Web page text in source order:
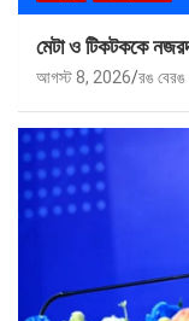
মেটা ও টিকটককে
আগস্ট 8, 2026 রঙ